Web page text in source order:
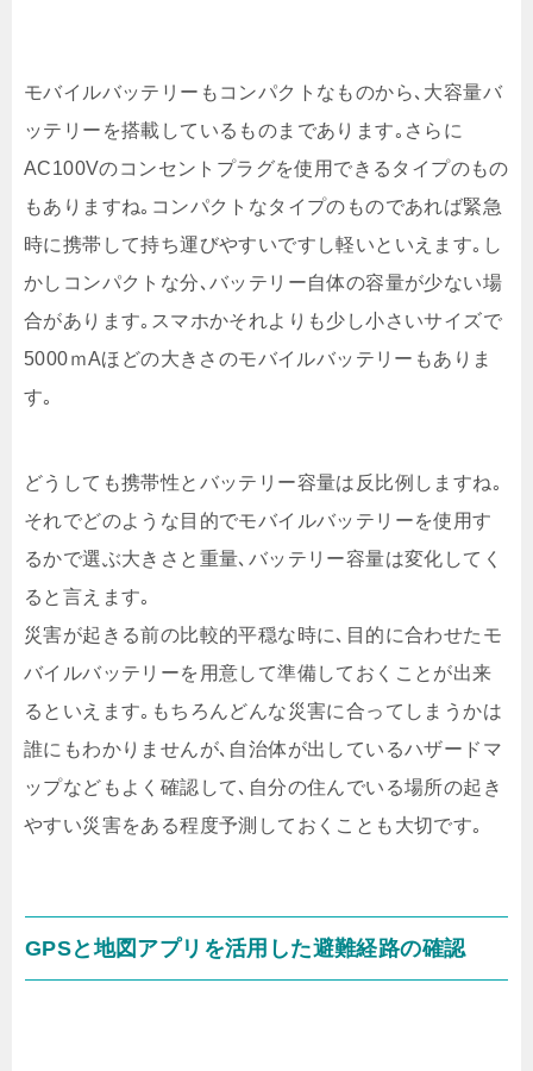
モバイルバッテリーもコンパクトなものから､大容量バ
ッテリーを搭載しているものまであります｡さらに
AC100Vのコンセントプラグを使用できるタイプのもの
もありますね｡コンパクトなタイプのものであれば緊急
時に携帯して持ち運びやすいですし軽いといえます｡し
かしコンパクトな分､バッテリー自体の容量が少ない場
合があります｡スマホかそれよりも少し小さいサイズで
5000ｍAほどの大きさのモバイルバッテリーもありま
す｡
どうしても携帯性とバッテリー容量は反比例しますね｡
それでどのような目的でモバイルバッテリーを使用す
るかで選ぶ大きさと重量､バッテリー容量は変化してく
ると言えます｡
災害が起きる前の比較的平穏な時に､目的に合わせたモ
バイルバッテリーを用意して準備しておくことが出来
るといえます｡もちろんどんな災害に合ってしまうかは
誰にもわかりませんが､自治体が出しているハザードマ
ップなどもよく確認して､自分の住んでいる場所の起き
やすい災害をある程度予測しておくことも大切です｡
GPSと地図アプリを活用した避難経路の確認